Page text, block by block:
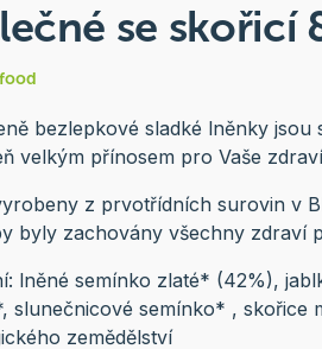
se skořicí
bezlepkové sladké lněnky
velkým přínosem pro Vaše
z prvotřídních surovin v
byly zachovány všechny zdraví
lněné semínko zlaté* (42%),
slunečnicové semínko* , skořice
zemědělství